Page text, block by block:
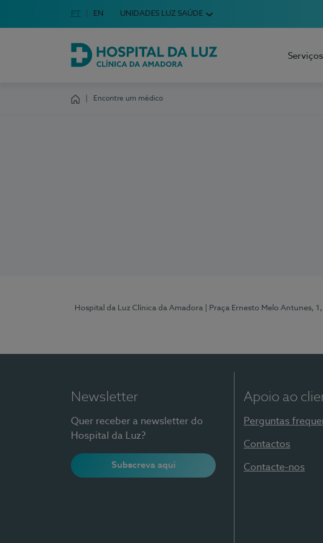
Escolha o seu idioma
Idioma em Português
PT English Language
EN UNIDADES LUZ SAÚDE
Hospital da Luz Clínica da Amadora
Encontre um médico
Hospital da Luz Clínica da Amadora | Praça Ernesto Melo Antunes,
Newsletter
Quer receber a newsletter do
Hospital da Luz?
Subscreva aqui
Apoio ao
Perguntas
Contactos
Contacte-nos